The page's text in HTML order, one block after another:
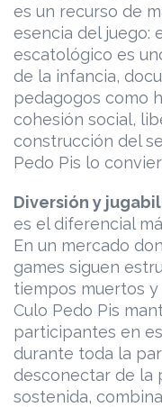
es un recurso de
esencia del juego:
escatológico es
de la infancia,
pedagogos como
cohesión social,
construcción del
Pedo Pis lo
Diversión y
es el diferencial
En un mercado
games siguen
tiempos muertos
Culo Pedo Pis
participantes en
durante toda la
desconectar de la
sostenida,